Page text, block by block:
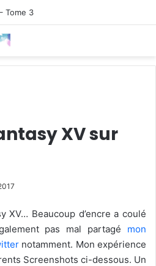
Tome 3
XV sur
XV… Beaucoup d’encre a coulé
pas mal partagé mon
notamment. Mon expérience
Screenshots ci-dessous. Un